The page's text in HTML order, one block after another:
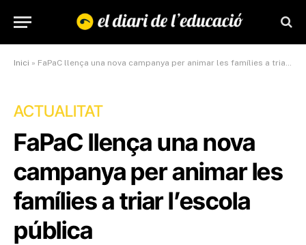
Inici » FaPaC llença una nova campanya per animar les famílies a triar l’escola pública
ACTUALITAT
FaPaC llença una nova
campanya per animar les
famílies a triar l’escola
pública